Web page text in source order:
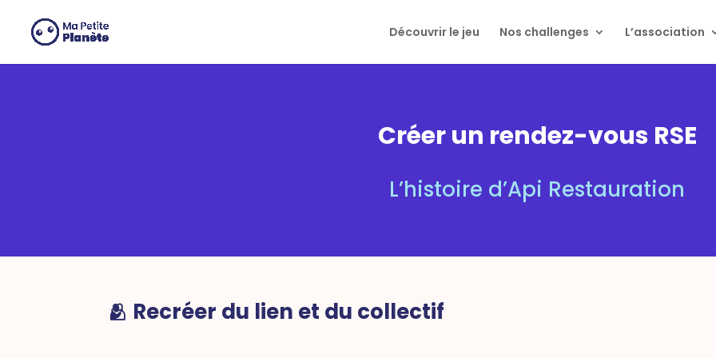
Découvrir le jeu Nos challenges L’association
Créer un rendez-vous RSE
L’histoire d’Api Restauration
🫂 Recréer du lien et du collectif